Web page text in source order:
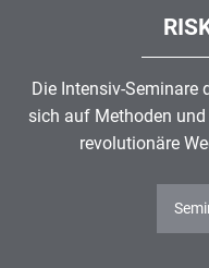
Die Intensiv-Seminare
sich auf Methoden
revolutionäre